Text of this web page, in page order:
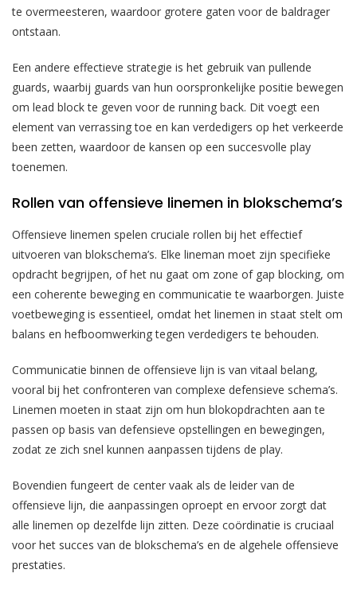
te overmeesteren, waardoor grotere gaten voor de baldrager
ontstaan.
Een andere effectieve strategie is het gebruik van pullende
guards, waarbij guards van hun oorspronkelijke positie bewegen
om lead block te geven voor de running back. Dit voegt een
element van verrassing toe en kan verdedigers op het verkeerde
been zetten, waardoor de kansen op een succesvolle play
toenemen.
Rollen van offensieve linemen in blokschema’s
Offensieve linemen spelen cruciale rollen bij het effectief
uitvoeren van blokschema’s. Elke lineman moet zijn specifieke
opdracht begrijpen, of het nu gaat om zone of gap blocking, om
een coherente beweging en communicatie te waarborgen. Juiste
voetbeweging is essentieel, omdat het linemen in staat stelt om
balans en hefboomwerking tegen verdedigers te behouden.
Communicatie binnen de offensieve lijn is van vitaal belang,
vooral bij het confronteren van complexe defensieve schema’s.
Linemen moeten in staat zijn om hun blokopdrachten aan te
passen op basis van defensieve opstellingen en bewegingen,
zodat ze zich snel kunnen aanpassen tijdens de play.
Bovendien fungeert de center vaak als de leider van de
offensieve lijn, die aanpassingen oproept en ervoor zorgt dat
alle linemen op dezelfde lijn zitten. Deze coördinatie is cruciaal
voor het succes van de blokschema’s en de algehele offensieve
prestaties.